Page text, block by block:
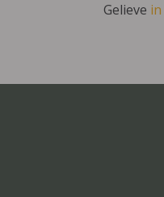
Gelieve